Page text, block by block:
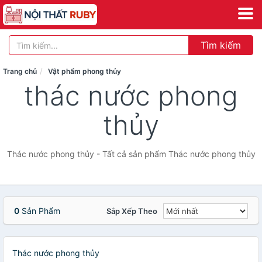
Tìm kiếm
Trang chủ Vật phẩm phong thủy
thác nước phong
thủy
Thác nước phong thủy - Tất cả sản phẩm Thác nước phong thủy
0 Sản Phẩm Sắp Xếp Theo
Thác nước phong thủy